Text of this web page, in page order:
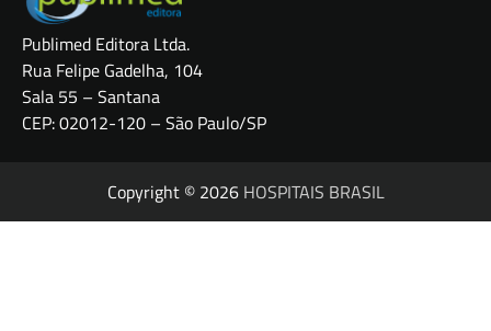
Publimed Editora Ltda.
Rua Felipe Gadelha, 104
Sala 55 – Santana
CEP: 02012-120 – São Paulo/SP
Copyright © 2026 HOSPITAIS BRASIL